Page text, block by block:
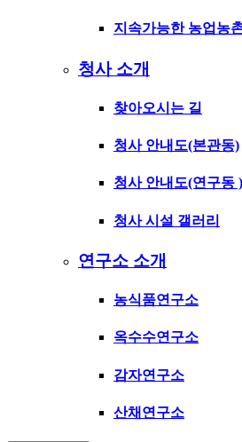
지속가능한 농업농
청사 소개
찾아오시는 길
청사 안내도(본관동)
청사 안내도(연구동 )
청사 시설 갤러리
연구소 소개
농식품연구소
옥수수연구소
감자연구소
산채연구소